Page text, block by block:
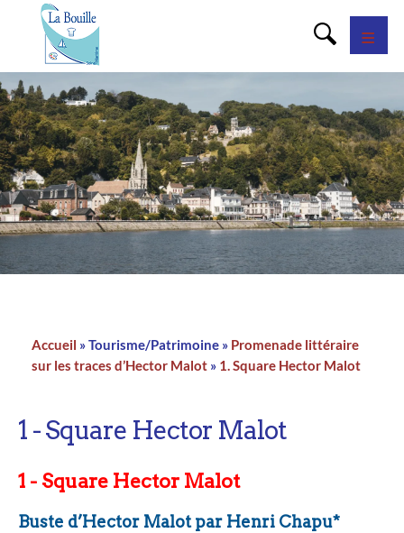
Fil
Accueil Tourisme/Patrimoine
Promenade littéraire
sur les traces d’Hector Malot
1. Square Hector Malot
1 - Square Hector Malot
1 - Square Hector Malot
Buste d’Hector Malot par Henri Chapu*
Panneau de gestion des cookies